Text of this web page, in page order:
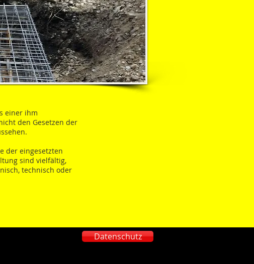
einer ihm
den Gesetzen der
der eingesetzten
sind vielfältig,
technisch oder
Datenschutz